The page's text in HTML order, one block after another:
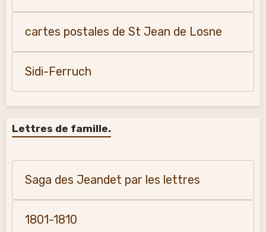
cartes postales de St Jean de Losne
Sidi-Ferruch
Lettres de famille.
Saga des Jeandet par les lettres
1801-1810